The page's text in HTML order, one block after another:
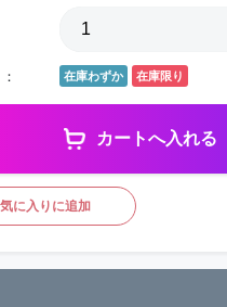
在庫わずか 在庫限り
カートへ入れる
に入りに追加